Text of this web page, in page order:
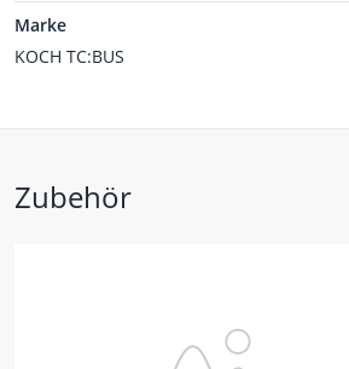
Marke
KOCH TC:BUS
Zubehör